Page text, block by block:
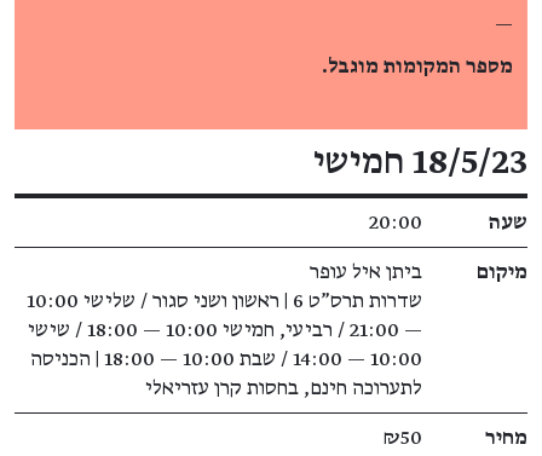
—
מספר המקומות מוגבל.
פרטי האירוע
18/5/23 חמישי
שעה 20:00
מיקום
ביתן איל עופר
שדרות תרס"ט 6 | ראשון ושני סגור / שלישי 10:00
— 21:00 / רביעי, חמישי 10:00 — 18:00 / שישי
10:00 — 14:00 / שבת 10:00 — 18:00 | הכניסה
לתערוכה חינם, בחסות קרן עזריאלי
מחיר ₪50